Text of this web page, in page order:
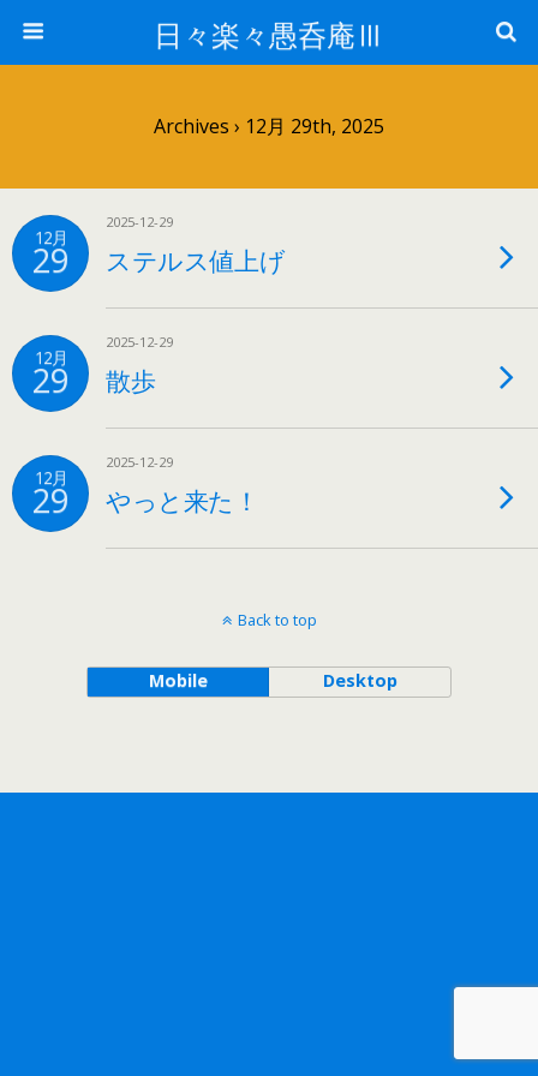
日々楽々愚呑庵Ⅲ
Archives › 12月 29th, 2025
12月
29
2025-12-29
ステルス値上げ
12月
29
2025-12-29
散歩
12月
29
2025-12-29
やっと来た！
Back to top
Mobile Desktop